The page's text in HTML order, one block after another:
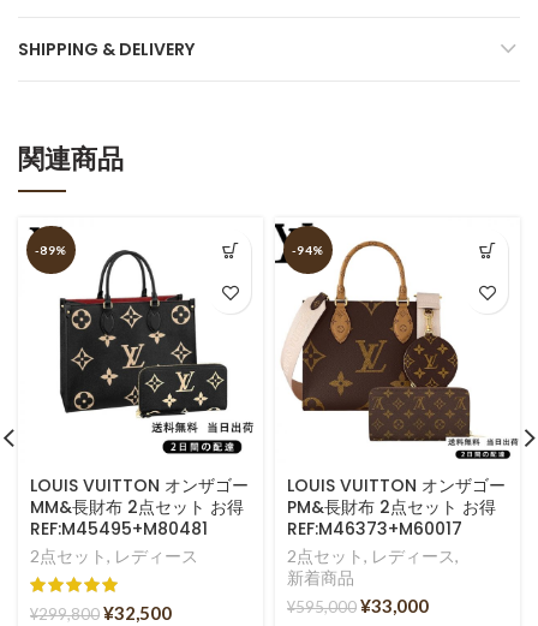
SHIPPING & DELIVERY
関連商品
-89%
LOUIS VUITTON オンザゴー
MM&長財布 2点セット お得
REF:M45495+M80481
2点セット, レディース
¥299,800¥32,500
-94%
LOUIS VUITTON オンザゴー
PM&長財布 2点セット お得
REF:M46373+M60017
2点セット, レディース,
新着商品
¥595,000¥33,000